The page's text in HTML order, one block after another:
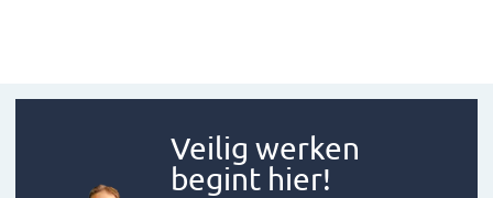
Veilig werken
begint hier!